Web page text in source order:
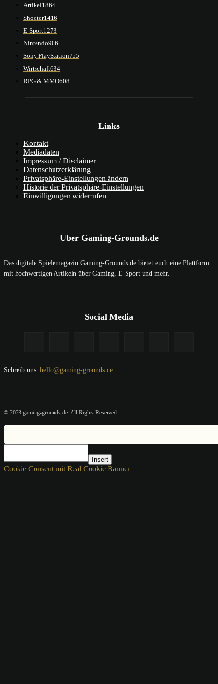
Artikel1864
Shooter1416
E-Sport1273
Nintendo906
Sony PlayStation765
Wirtschaft634
RPG & MMO608
Links
Kontakt
Mediadaten
Impressum / Disclaimer
Datenschutzerklärung
Privatsphäre-Einstellungen ändern
Historie der Privatsphäre-Einstellungen
Einwilligungen widerrufen
Über Gaming-Grounds.de
Das digitale Spielemagazin Gaming-Grounds.de bietet euch eine Plattform
mit hochwertigen Artikeln über Gaming, E-Sport und mehr.
Social Media
Schreib uns: hello@gaming-grounds.de
© 2023 gaming-grounds.de. All Rights Reserved.
Insert
Cookie Consent mit Real Cookie Banner